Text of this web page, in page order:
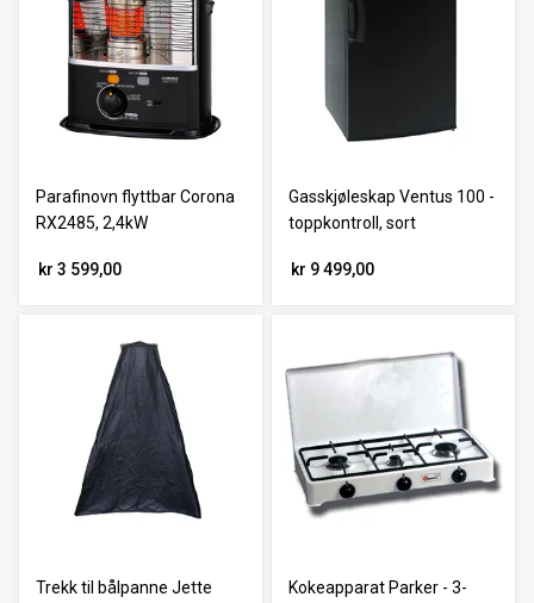
Parafinovn flyttbar Corona
RX2485, 2,4kW
kr 3 599,00
Gasskjøleskap Ventus 100 -
toppkontroll, sort
kr 9 499,00
Trekk til bålpanne Jette
Kokeapparat Parker - 3-